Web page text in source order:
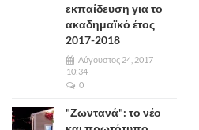
εκπαίδευση για το
ακαδημαϊκό έτος
2017-2018
Αύγουστος 24, 2017
10:34
0
"Ζωντανά": το νέο